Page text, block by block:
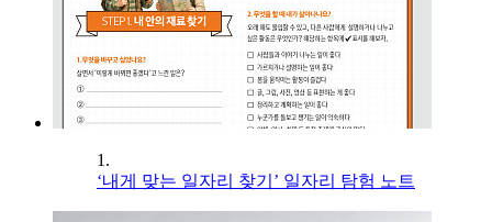
1.
‘내게 맞는 일자리 찾기’ 일자리 탐험 노트